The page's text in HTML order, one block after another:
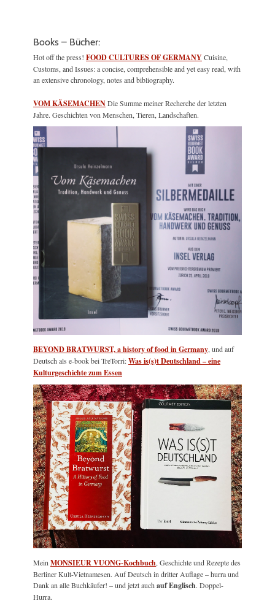
Books – Bücher:
Hot off the press! FOOD CULTURES OF GERMANYCuisine,
Customs, and Issues: a concise, comprehensible and yet easy read, with
an extensive chronology, notes and bibliography.
VOM KÄSEMACHENDie Summe meiner Recherche der letzten
Jahre. Geschichten von Menschen, Tieren, Landschaften.
BEYOND BRATWURST, a history of food in Germany, und auf
Deutsch als e-book bei TreTorri:Was is(s)t Deutschland – eine
Kulturgeschichte zum Essen
MeinMONSIEUR VUONG-Kochbuch, Geschichte und Rezepte des
Berliner Kult-Vietnamesen. Auf Deutsch in dritter Auflage – hurra und
Dank an alle Buchkäufer! – und jetzt auchauf Englisch. Doppel-
Hurra.